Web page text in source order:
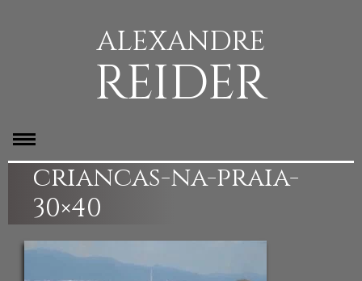
ALEXANDRE
REIDER
criancas-na-praia-
30×40